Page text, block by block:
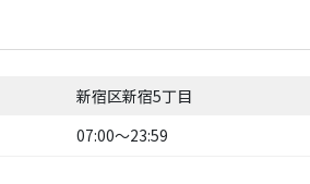
新宿区新宿5丁目
07:00〜23:59